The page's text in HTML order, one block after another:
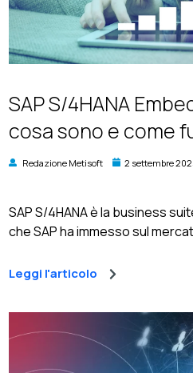
SAP S/4HANA
cosa sono e come
Redazione Metisoft 2 settembre
SAP S/4HANA è la business
che SAP ha immesso sul
Leggi l'articolo